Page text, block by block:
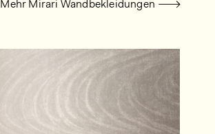
Mehr Mirari Wandbekleidungen